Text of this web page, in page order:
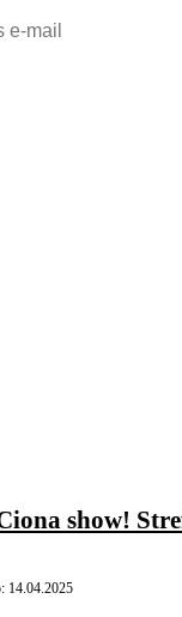
show!
14.04.2025